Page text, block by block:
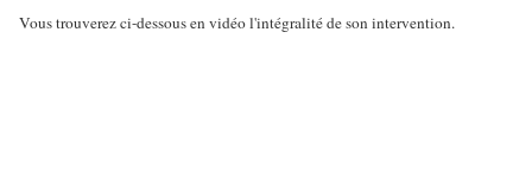
Vous trouverez ci-dessous en vidéo l'intégralité de son intervention.